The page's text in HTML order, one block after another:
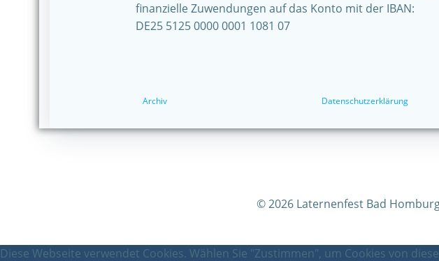
finanzielle Zuwendungen auf das Konto mit der IBAN:
DE25 5125 0000 0001 1081 07
Archiv Datenschutzerklärung
© 2026 Laternenfest Bad
Diese Webseite verwendet Cookies. Wählen Sie "Zustimmen", um Cookies von